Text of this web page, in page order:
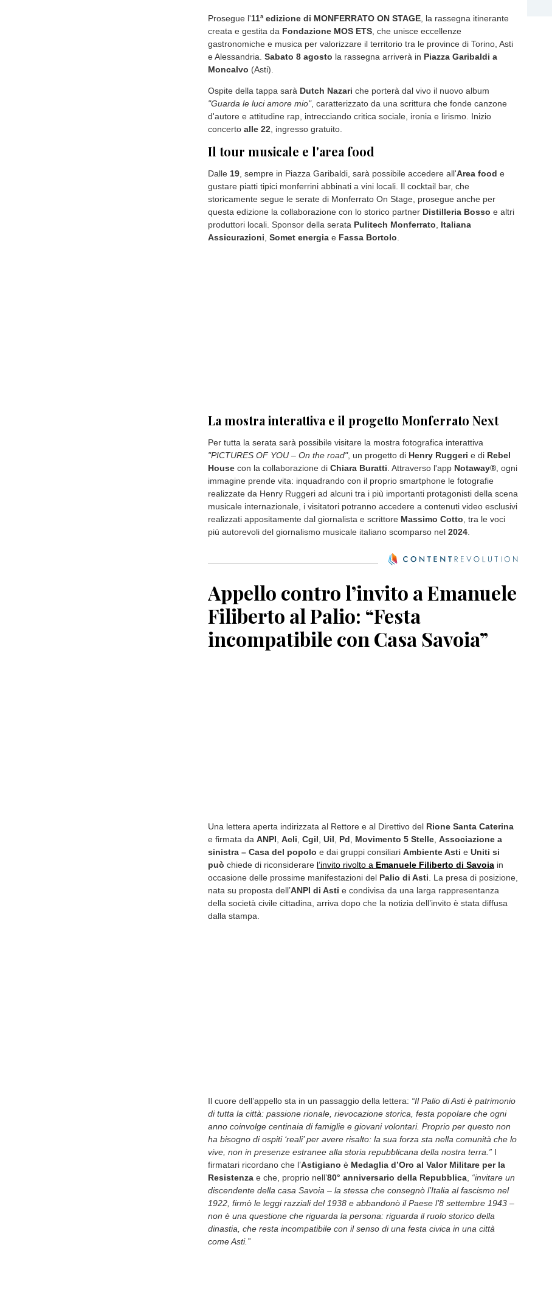
Prosegue l'11ª edizione di MONFERRATO ON STAGE , la rassegna itinerante
creata e gestita da Fondazione MOS ETS , che unisce eccellenze
gastronomiche e musica per valorizzare il territorio tra le province di Torino, Asti
e Alessandria. Sabato 8 agosto la rassegna arriverà in Piazza Garibaldi a
Moncalvo (Asti).
Ospite della tappa sarà Dutch Nazari che porterà dal vivo il nuovo album
"Guarda le luci amore mio", caratterizzato da una scrittura che fonde canzone
d'autore e attitudine rap, intrecciando critica sociale, ironia e lirismo. Inizio
concerto alle 22, ingresso gratuito.
Il tour musicale e l'area food
Dalle 19, sempre in Piazza Garibaldi, sarà possibile accedere all'Area food e
gustare piatti tipici monferrini abbinati a vini locali. Il cocktail bar, che
storicamente segue le serate di Monferrato On Stage, prosegue anche per
questa edizione la collaborazione con lo storico partner Distilleria Bosso e altri
produttori locali. Sponsor della serata Pulitech Monferrato, Italiana
Assicurazioni, Somet energia e Fassa Bortolo.
La mostra interattiva e il progetto Monferrato Next
Per tutta la serata sarà possibile visitare la mostra fotografica interattiva
"PICTURES OF YOU – On the road", un progetto di Henry Ruggeri e di Rebel
House con la collaborazione di Chiara Buratti . Attraverso l'app Notaway® , ogni
immagine prende vita: inquadrando con il proprio smartphone le fotografie
realizzate da Henry Ruggeri ad alcuni tra i più importanti protagonisti della scena
musicale internazionale, i visitatori potranno accedere a contenuti video esclusivi
realizzati appositamente dal giornalista e scrittore Massimo Cotto , tra le voci
più autorevoli del giornalismo musicale italiano scomparso nel 2024
Appello contro l’invito a Emanuele
Filiberto al Palio: “Festa
incompatibile con Casa Savoia”
Una lettera aperta indirizzata al Rettore e al Direttivo del Rione Santa Caterina
e firmata da ANPI Acli Cgil Uil Pd Movimento 5 Stelle Associazione a
sinistra – Casa del popolo e dai gruppi consiliari Ambiente Asti e Uniti si
può chiede di riconsiderare l’invito rivolto a Emanuele Filiberto di Savoia in
occasione delle prossime manifestazioni del Palio di Asti . La presa di posizione,
nata su proposta dell’ANPI di Asti e condivisa da una larga rappresentanza
della società civile cittadina, arriva dopo che la notizia dell’invito è stata diffusa
dalla stampa.
Il cuore dell’appello sta in un passaggio della lettera: “Il Palio di Asti è patrimonio
di tutta la città: passione rionale, rievocazione storica, festa popolare che ogni
anno coinvolge centinaia di famiglie e giovani volontari. Proprio per questo non
ha bisogno di ospiti ‘reali’ per avere risalto: la sua forza sta nella comunità che lo
vive, non in presenze estranee alla storia repubblicana della nostra terra.” I
firmatari ricordano che l’Astigiano è Medaglia d’Oro al Valor Militare per la
Resistenza e che, proprio nell’80° anniversario della Repubblica “invitare un
discendente della casa Savoia – la stessa che consegnò l’Italia al fascismo nel
1922, firmò le leggi razziali del 1938 e abbandonò il Paese l’8 settembre 1943 –
non è una questione che riguarda la persona: riguarda il ruolo storico della
dinastia, che resta incompatibile con il senso di una festa civica in una città
come Asti.”